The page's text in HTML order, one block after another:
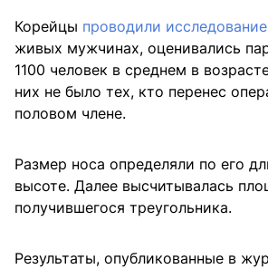
Корейцы проводили исследование
живых мужчинах, оценивались
1100 человек в среднем в
них не было тех, кто перенес
половом члене.
Размер носа определяли по его
высоте. Далее высчитывалась
получившегося треугольника.
Результаты, опубликованные в